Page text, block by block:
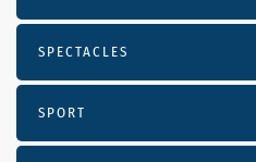
SPECTACLES
SPORT